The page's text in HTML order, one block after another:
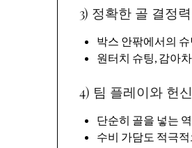
3) 정확한 골 결정력
박스 안팎에서의
원터치 슈팅, 감아
4) 팀 플레이와 헌
단순히 골을 넣는
수비 가담도 적극